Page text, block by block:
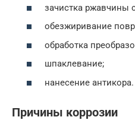
зачистка ржавчины
обезжиривание
обработка
шпаклевание;
нанесение антикора.
Причины коррозии